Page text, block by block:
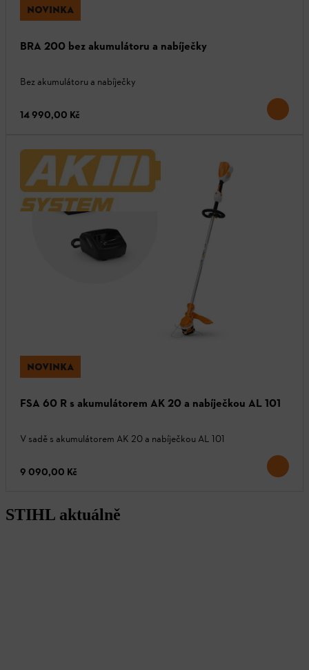
NOVINKA
BRA 200 bez akumulátoru a nabíječky
Bez akumulátoru a nabíječky
14 990,00 Kč
NOVINKA
FSA 60 R s akumulátorem AK 20 a nabíječkou AL 101
V sadě s akumulátorem AK 20 a nabíječkou AL 101
9 090,00 Kč
STIHL aktuálně